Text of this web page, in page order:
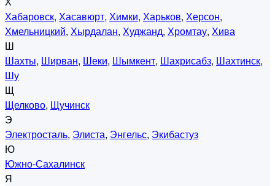
Хабаровск, Хасавюрт, Химки, Харьков, Херсон,
Хмельницкий, Хырдалан, Худжанд, Хромтау, Хива
Ш
Шахты, Ширван, Шеки, Шымкент, Шахрисабз, Шахтинск,
Шу
Щ
Щелково, Щучинск
Э
Электросталь, Элиста, Энгельс, Экибастуз
Ю
Южно-Сахалинск
Я